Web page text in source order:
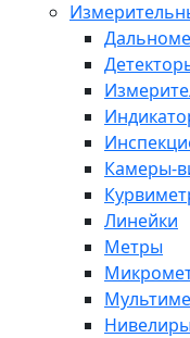
Камеры-
Линейки
Метры
Нивелиры